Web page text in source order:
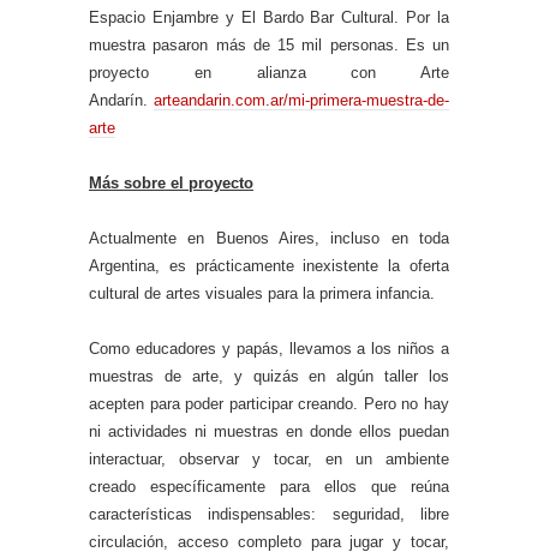
Espacio Enjambre y El Bardo Bar Cultural. Por la
muestra pasaron más de 15 mil personas. Es un
proyecto en alianza con Arte
Andarín. arteandarin.com.ar/mi-primera-muestra-de-
arte
Más sobre el proyecto
Actualmente en Buenos Aires, incluso en toda
Argentina, es prácticamente inexistente la oferta
cultural de artes visuales para la primera infancia.
Como educadores y papás, llevamos a los niños a
muestras de arte, y quizás en algún taller los
acepten para poder participar creando. Pero no hay
ni actividades ni muestras en donde ellos puedan
interactuar, observar y tocar, en un ambiente
creado específicamente para ellos que reúna
características indispensables: seguridad, libre
circulación, acceso completo para jugar y tocar,